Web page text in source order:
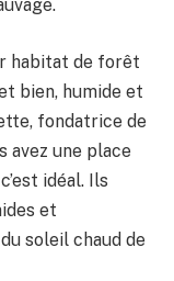
habitat de forêt
bien, humide et
fondatrice de
avez une place
idéal. Ils
et
soleil chaud de